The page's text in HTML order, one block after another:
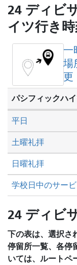
24 ディビ
イツ行き
一
場
更
パシフィックハ
土曜礼拝
日曜礼拝
平日
学校日中のサー
24 ディビ
下の表は、選択さ
停留所一覧、各停
いては、ルートペ